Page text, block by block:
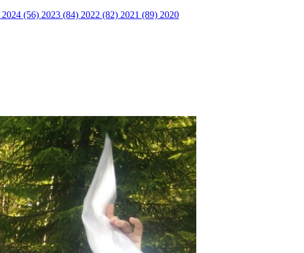
2024 (56) 2023 (84) 2022 (82) 2021 (89) 2020